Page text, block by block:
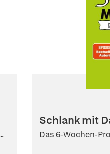
Schlank mit
Das 6-Wochen-